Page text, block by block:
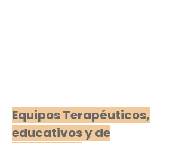
Equipos Terapéuticos,
educativos y de